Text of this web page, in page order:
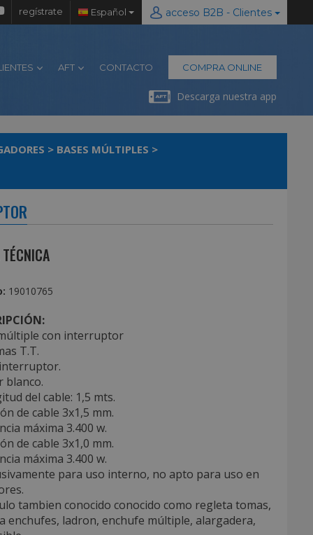
regístrate Español acceso B2B - Clientes
AFT CONTACTO COMPRA ONLINE
Descarga nuestra app
> BASES MÚLTIPLES >
19010765
con interruptor
T.T.
blanco.
del cable: 1,5 mts.
de cable 3x1,5 mm.
máxima 3.400 w.
de cable 3x1,0 mm.
máxima 3.400 w.
para uso interno, no apto para uso en
tambien conocido conocido como regleta tomas,
enchufes, ladron, enchufe múltiple, alargadera,